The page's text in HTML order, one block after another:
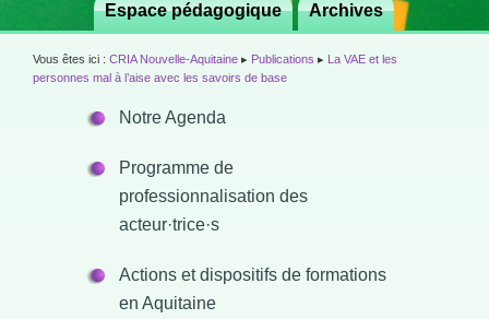
principal
Espace pédagogique Archives
Vous êtes ici : CRIA Nouvelle-Aquitaine ▸ Publications ▸ La VAE et les
personnes mal à l’aise avec les savoirs de base
Notre Agenda
Programme de
professionnalisation des
acteur·trice·s
Actions et dispositifs de formations
en Aquitaine